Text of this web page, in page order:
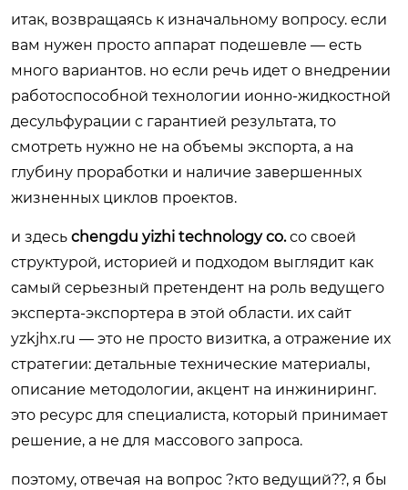
итак, возвращаясь к изначальному вопросу. если
вам нужен просто аппарат подешевле — есть
много вариантов. но если речь идет о внедрении
работоспособной технологии ионно-жидкостной
десульфурации с гарантией результата, то
смотреть нужно не на объемы экспорта, а на
глубину проработки и наличие завершенных
жизненных циклов проектов.
и здесь chengdu yizhi technology co.со своей
структурой, историей и подходом выглядит как
самый серьезный претендент на роль ведущего
эксперта-экспортера в этой области. их сайт
yzkjhx.ru — это не просто визитка, а отражение их
стратегии: детальные технические материалы,
описание методологии, акцент на инжиниринг.
это ресурс для специалиста, который принимает
решение, а не для массового запроса.
поэтому, отвечая на вопрос ?кто ведущий??, я бы